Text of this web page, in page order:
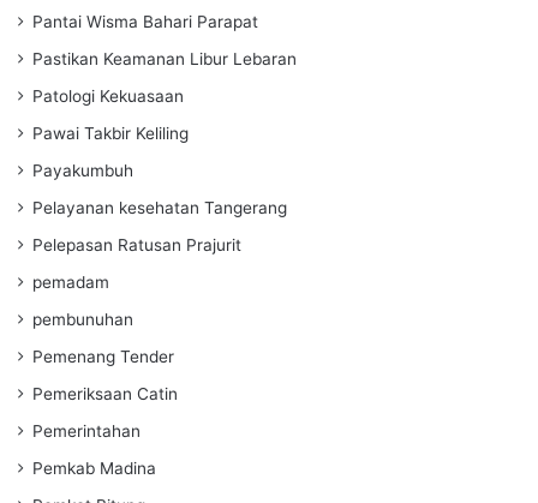
Pantai Wisma Bahari Parapat
Pastikan Keamanan Libur Lebaran
Patologi Kekuasaan
Pawai Takbir Keliling
Payakumbuh
Pelayanan kesehatan Tangerang
Pelepasan Ratusan Prajurit
pemadam
pembunuhan
Pemenang Tender
Pemeriksaan Catin
Pemerintahan
Pemkab Madina